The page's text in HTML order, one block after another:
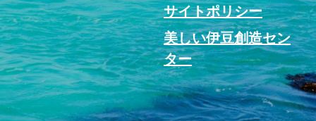
サイトポリシー
美しい伊豆創造セン
ター